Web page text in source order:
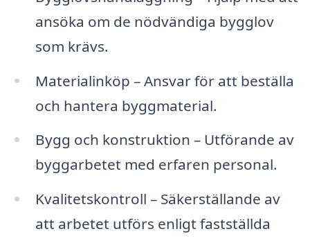
ansöka om de nödvändiga bygglov
som krävs.
Materialinköp – Ansvar för att beställa
och hantera byggmaterial.
Bygg och konstruktion – Utförande av
byggarbetet med erfaren personal.
Kvalitetskontroll – Säkerställande av
att arbetet utförs enligt fastställda